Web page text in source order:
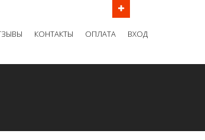
КОНТАКТЫ ОПЛАТА ВХОД